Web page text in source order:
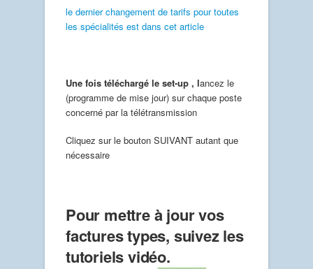
le dernier changement de tarifs pour toutes
les spécialités est dans cet article
Une fois téléchargé le set-up , lancez le
(programme de mise jour) sur chaque poste
concerné par la télétransmission
Cliquez sur le bouton SUIVANT autant que
nécessaire
Pour mettre à jour vos
factures types, suivez les
tutoriels vidéo.